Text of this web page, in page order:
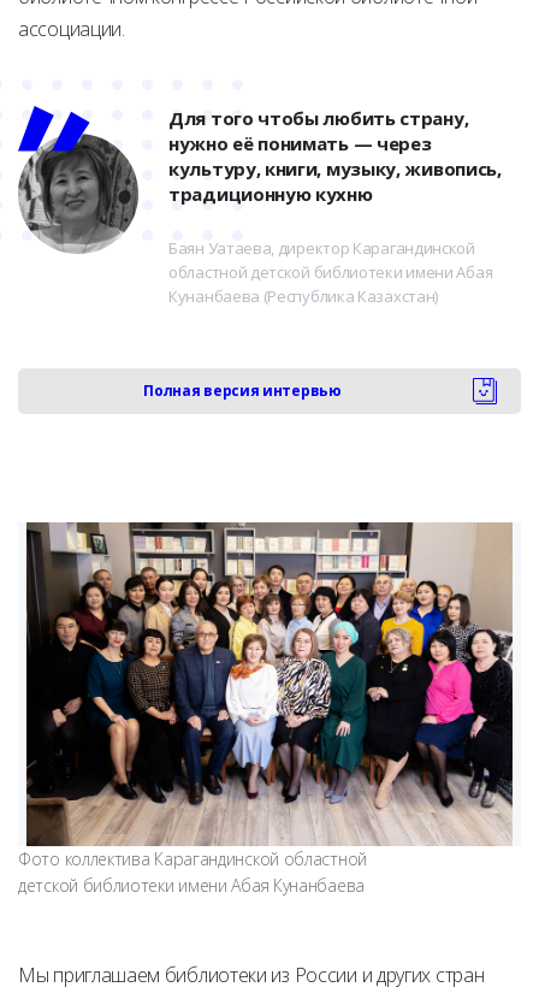
ассоциации.
Для того чтобы любить страну,
нужно её понимать — через
культуру, книги, музыку, живопись,
традиционную кухню
Баян Уатаева, директор Карагандинской
областной детской библиотеки имени Абая
Кунанбаева (Республика Казахстан)
Полная версия интервью
Фото коллектива Карагандинской областной
детской библиотеки имени Абая Кунанбаева
Мы приглашаем библиотеки из России и других стран